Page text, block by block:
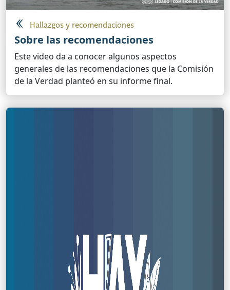
Hallazgos y recomendaciones
Sobre las recomendaciones
Este video da a conocer algunos aspectos
generales de las recomendaciones que la Comisión
de la Verdad planteó en su informe final.